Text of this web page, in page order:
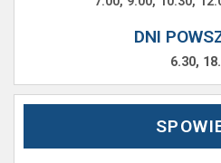
DNI
6.30,